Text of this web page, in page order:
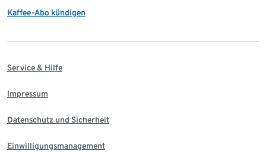
Kaffee-Abo kündigen
Service & Hilfe
Impressum
Datenschutz und Sicherheit
Einwilligungsmanagement